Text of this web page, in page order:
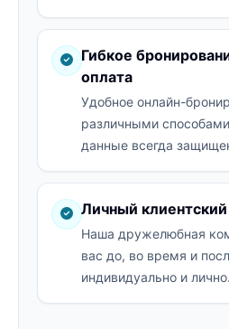
Гибкое
оплата
Удобное онлайн-
различными
данные всегда
Личный
Наша дружелюбная
вас до, во время и
индивидуально и лично.